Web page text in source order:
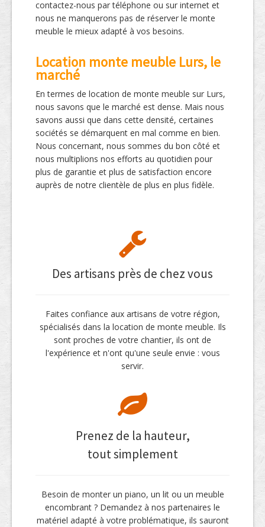
contactez-nous par téléphone ou sur internet et
nous ne manquerons pas de réserver le monte
meuble le mieux adapté à vos besoins.
Location monte meuble Lurs, le
marché
En termes de location de monte meuble sur Lurs,
nous savons que le marché est dense. Mais nous
savons aussi que dans cette densité, certaines
sociétés se démarquent en mal comme en bien.
Nous concernant, nous sommes du bon côté et
nous multiplions nos efforts au quotidien pour
plus de garantie et plus de satisfaction encore
auprès de notre clientèle de plus en plus fidèle.
Des artisans près de chez vous
Faites confiance aux artisans de votre région,
spécialisés dans la location de monte meuble. Ils
sont proches de votre chantier, ils ont de
l'expérience et n'ont qu'une seule envie : vous
servir.
Prenez de la hauteur,
tout simplement
Besoin de monter un piano, un lit ou un meuble
encombrant ? Demandez à nos partenaires le
matériel adapté à votre problématique, ils sauront